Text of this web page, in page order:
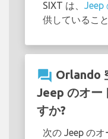
SIXT は、 Jeep
供しているこ
question_answer Orlando
Jeep のオー
すか?
次の Jeep のオ